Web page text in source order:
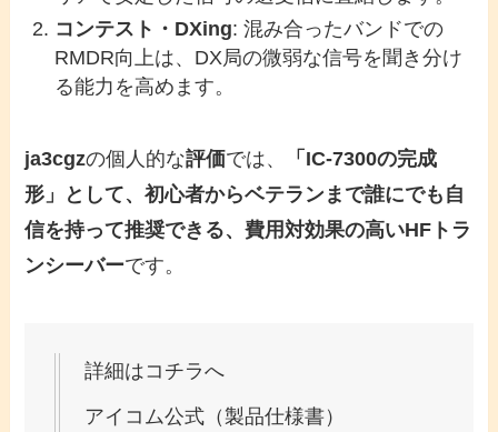
コンテスト・DXing: 混み合ったバンドでの
RMDR向上は、DX局の微弱な信号を聞き分け
る能力を高めます。
ja3cgzの個人的な評価では、
「IC-7300の完成
形」として、初心者からベテランまで誰にでも自
信を持って推奨できる、費用対効果の高いHFトラ
ンシーバーです。
詳細はコチラへ
アイコム公式（製品仕様書）